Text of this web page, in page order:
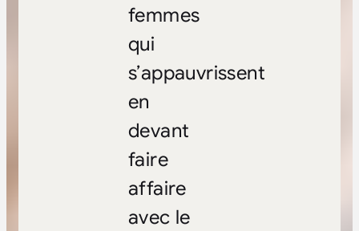
femmes
qui
s’appauvrissent
en
devant
faire
affaire
avec le